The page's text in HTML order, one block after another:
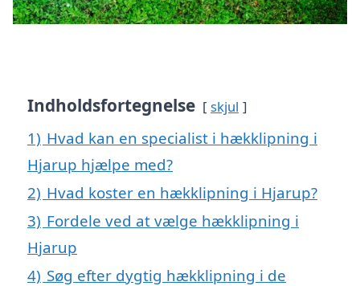
Indholdsfortegnelse skjul
1) Hvad kan en specialist i hækklipning i
Hjarup hjælpe med?
2) Hvad koster en hækklipning i Hjarup?
3) Fordele ved at vælge hækklipning i
Hjarup
4) Søg efter dygtig hækklipning i de